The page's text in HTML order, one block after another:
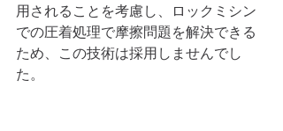
用されることを考慮し、ロックミシン
での圧着処理で摩擦問題を解決できる
ため、この技術は採用しませんでし
た。